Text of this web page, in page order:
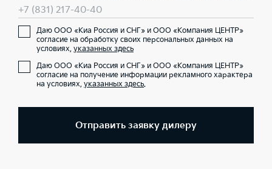
+7 (831) 217-40-40
Даю ООО «Киа Россия и СНГ» и ООО «Компания ЦЕНТР»
согласие на обработку своих персональных данных на
условиях, указанных здесь
Даю ООО «Киа Россия и СНГ» и ООО «Компания ЦЕНТР»
согласие на получение информации рекламного характера
на условиях, указанных здесь.
Отправить заявку дилеру